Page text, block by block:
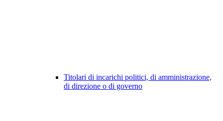
Titolari di incarichi politici, di amministrazione,
di direzione o di governo